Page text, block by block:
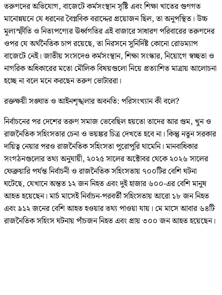
তরুণদের অভিযোগ, বাজেটে কর্মসংস্থান সৃষ্টি এবং শিক্ষা খাতের গুণগত
মানোন্নয়নে যে ধরনের বৈপ্লবিক বরাদ্দের প্রয়োজন ছিল, তা অনুপস্থিত। উচ্চ
মূল্যস্ফীতি ও নিত্যপণ্যের ঊর্ধ্বগতির এই বাজারে সাধারণ পরিবারের তরুণদের
ওপর যে অর্থনৈতিক চাপ রয়েছে, তা নিরসনে সুনির্দিষ্ট কোনো রোডম্যাপ
বাজেটে নেই। জাতীয় সংসদেও কর্মসংস্থান, শিক্ষা সংস্কার, নিয়োগে স্বচ্ছতা ও
নাগরিক অধিকারের মতো মৌলিক বিষয়গুলো নিয়ে প্রত্যাশিত মাত্রায় আলোচনা
হচ্ছে না বলে মনে করছেন তরুণ ভোটাররা।
রক্তক্ষয়ী সঙ্ঘাত ও আইনশৃঙ্খলার অবনতি: পরিসংখ্যান কী বলে?
নির্বাচনের পর দেশের তরুণ সমাজ ভেবেছিল হয়তো তাদের আর গুম, খুন ও
রাজনৈতিক সহিংসতার চেনা ও ভয়ঙ্কর চিত্র দেখতে হবে না। কিন্তু নতুন সরকার
দায়িত্ব নেয়ার পরও রাজনৈতিক সহিংসতা পুরোপুরি থামেনি। মানবাধিকার
সংগঠনগুলোর তথ্য অনুযায়ী, ২০২৫ সালের অক্টোবর থেকে ২০২৬ সালের
ফেব্রুয়ারি পর্যন্ত নির্বাচনী ও রাজনৈতিক সহিংসতায় ৭০০টির বেশি ঘটনা
ঘটেছে, যেখানে অন্তত ১২ জন নিহত এবং দুই হাজার ৬০০-এর বেশি মানুষ
আহত হয়েছেন। মার্চ মাসেই নির্বাচন-পরবর্তী সহিংসতায় আরো ১৮ জন নিহত
এবং ৯১২ জনের বেশি আহত হওয়ার তথ্য পাওয়া যায়। মে মাসে আবার ৬৪টি
রাজনৈতিক সহিংস ঘটনায় পাঁচজন নিহত এবং প্রায় ৩০০ জন আহত হয়েছেন।